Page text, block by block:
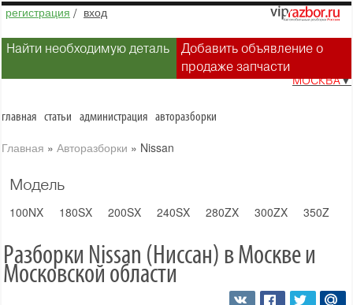
регистрация / вход
Найти необходимую деталь
Добавить объявление о
продаже запчасти
МОСКВА▼
главная статьи администрация авторазборки
Главная » Авторазборки » Nissan
Модель
100NX 180SX 200SX 240SX 280ZX 300ZX 350Z
Разборки Nissan (Ниссан) в Москве и
Московской области